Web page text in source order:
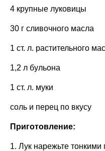
4 крупные луковицы
30 г сливочного масла
1 ст. л. растительного
1,2 л бульона
1 ст. л. муки
соль и перец по вкусу
Приготовление:
1. Лук нарежьте тонкими